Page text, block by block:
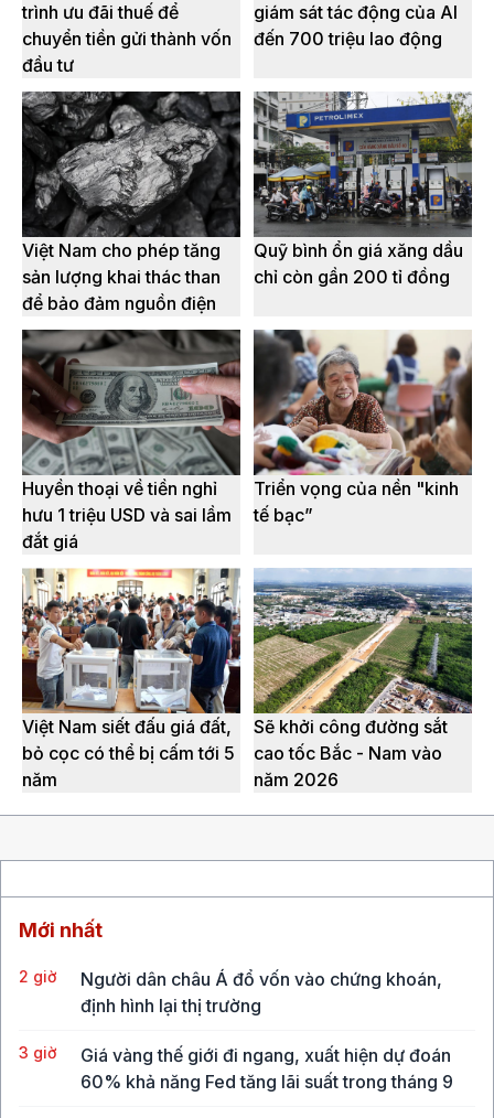
trình ưu đãi thuế để
chuyển tiền gửi thành vốn
đầu tư
giám sát tác động của AI
đến 700 triệu lao động
Việt Nam cho phép tăng
sản lượng khai thác than
để bảo đảm nguồn điện
Quỹ bình ổn giá xăng dầu
chỉ còn gần 200 tỉ đồng
Huyền thoại về tiền nghỉ
hưu 1 triệu USD và sai lầm
đắt giá
Triển vọng của nền "kinh
tế bạc”
Việt Nam siết đấu giá đất,
bỏ cọc có thể bị cấm tới 5
năm
Sẽ khởi công đường sắt
cao tốc Bắc - Nam vào
năm 2026
Mới nhất
2 giờ
Người dân châu Á đổ vốn vào chứng khoán,
định hình lại thị trường
3 giờ
Giá vàng thế giới đi ngang, xuất hiện dự đoán
60% khả năng Fed tăng lãi suất trong tháng 9